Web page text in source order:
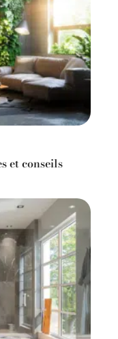
et conseils